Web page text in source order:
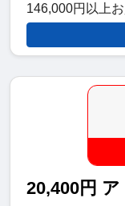
146,000円以上
20,400円 ア